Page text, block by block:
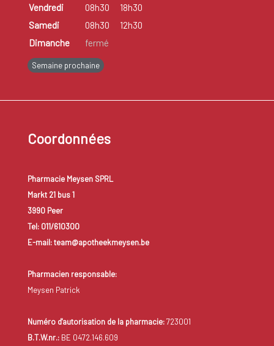
Vendredi
08h30
18h30
Samedi
08h30
12h30
Dimanche
fermé
Semaine prochaine
Coordonnées
Pharmacie Meysen SPRL
Markt 21 bus 1
3990 Peer
Tel: 011/610300
E-mail: team@apotheekmeysen.be
Pharmacien responsable:
Meysen Patrick
Numéro d'autorisation de la pharmacie:723001
B.T.W.nr.:BE 0472.146.609